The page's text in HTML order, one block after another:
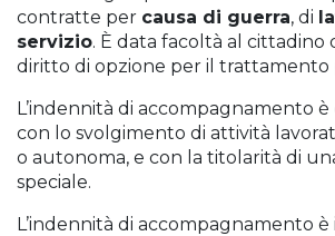
contratte per causa di guerra, di
servizio. È data facoltà al cittadino
diritto di opzione per il trattamento
L’indennità di accompagnamento è
con lo svolgimento di attività
o autonoma, e con la titolarità di
speciale.
L’indennità di accompagnamento